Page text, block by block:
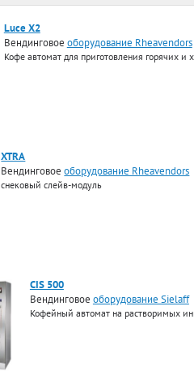
Luce X2
Вендинговое оборудование Rheavendors
Кофе автомат для приготовления горячих и
XTRA
Вендинговоеоборудование Rheavendors
снековый слейв-модуль
CIS 500
Вендинговое оборудование Sielaff
Кофейный автомат на растворимых